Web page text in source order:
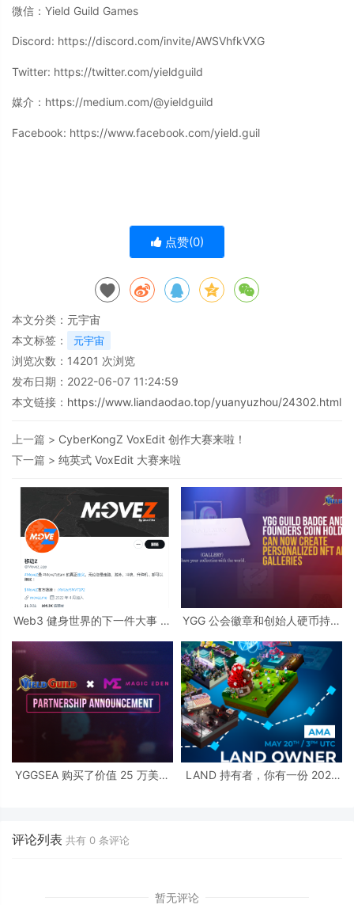
微信：Yield Guild Games
Discord: https://discord.com/invite/AWSVhfkVXG
Twitter: https://twitter.com/yieldguild
媒介：https://medium.com/@yieldguild
Facebook: https://www.facebook.com/yield.guil
点赞(0)
本文分类： 元宇宙
本文标签：
元宇宙
浏览次数： 14201 次浏览
发布日期：2022-06-07 11:24:59
本文链接： https://www.liandaodao.top/yuanyuzhou/24302.html
上一篇 > CyberKongZ VoxEdit 创作大赛来啦！
下一篇 > 纯英式 VoxEdit 大赛来啦
Web3 健身世界的下一件大事 —
YGG 公会徽章和创始人硬币持有
术画廊啦
YGGSEA 购买了价值 25 万美金
LAND 持有者，你有一份 2022
评论列表 共有 0 条评论
暂无评论